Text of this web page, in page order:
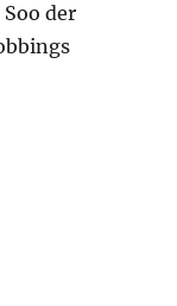
der